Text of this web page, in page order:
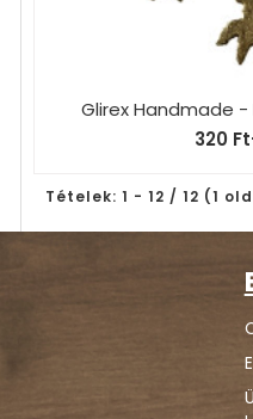
Glirex Handmade
320
Tételek: 1 - 12 / 12 (1